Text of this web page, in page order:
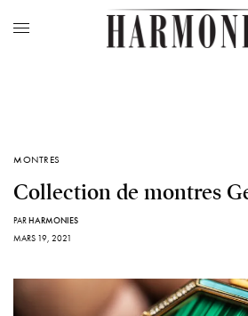
MONTRES
Collection de montres
PARHARMONIES
MARS 19, 2021